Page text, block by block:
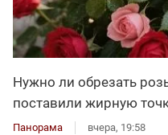
Нужно ли обрезать
поставили жирную
Панорама вчера, 19:58